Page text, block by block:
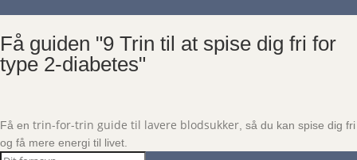
Få guiden "9 Trin til at spise dig fri for
type 2-diabetes"
Få en trin-for-trin guide til lavere blodsukker , så du kan spise dig fri
og få mere energi til livet.